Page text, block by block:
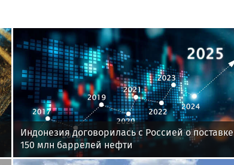
Индонезия договорилась с Россией о поставке
150 млн баррелей нефти